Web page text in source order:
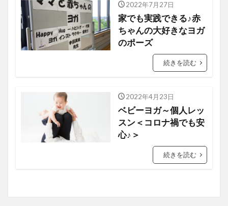
ベビーヨガ 2022年7月27日
家でも実践できる♪赤
ちゃんの大好きなヨガ
のポーズ
続きを読む
2022年4月23日
ベビーヨガ～個人レッ
スン＜コロナ禍でも安
心♪＞
続きを読む